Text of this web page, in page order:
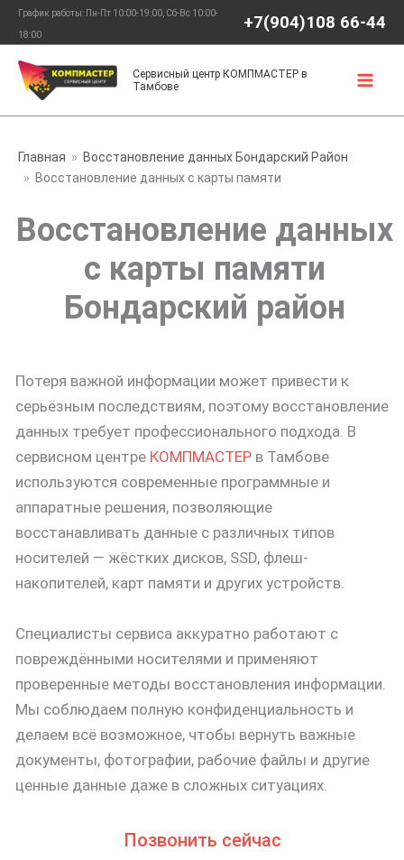
Перейти
содержимому
График работы: Пн-Пт 10:00-19:00, Сб-Вс 10:00-
18:00
+7(904)108 66-44
Сервисный центр КОМПМАСТЕР в
Тамбове
Главная
Восстановление данных Бондарский Район
Восстановление данных с карты памяти
Восстановление данных
с карты памяти
Бондарский район
Потеря важной информации может привести к
серьёзным последствиям, поэтому восстановление
данных требует профессионального подхода. В
сервисном центре КОМПМАСТЕР в Тамбове
используются современные программные и
аппаратные решения, позволяющие
восстанавливать данные с различных типов
носителей — жёстких дисков, SSD, флеш-
накопителей, карт памяти и других устройств.
Специалисты сервиса аккуратно работают с
повреждёнными носителями и применяют
проверенные методы восстановления информации.
Мы соблюдаем полную конфиденциальность и
делаем всё возможное, чтобы вернуть важные
документы, фотографии, рабочие файлы и другие
ценные данные даже в сложных ситуациях.
Позвонить сейчас